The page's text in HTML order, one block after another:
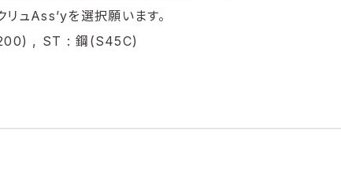
ュAss’yを選択願います。
, ST : 鋼(S45C)